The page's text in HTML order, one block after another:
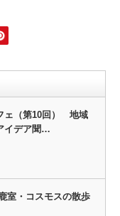
ェ（第10回） 地域
イデア聞…
室・コスモスの散歩